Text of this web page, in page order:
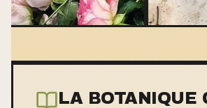
LA BOTANIQUE